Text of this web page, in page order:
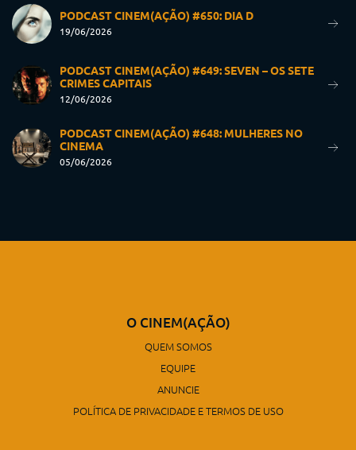
PODCAST CINEM(AÇÃO) #650: DIA D
19/06/2026
PODCAST CINEM(AÇÃO) #649: SEVEN – OS SETE
CRIMES CAPITAIS
12/06/2026
PODCAST CINEM(AÇÃO) #648: MULHERES NO
CINEMA
05/06/2026
O CINEM(AÇÃO)
QUEM SOMOS
EQUIPE
ANUNCIE
POLÍTICA DE PRIVACIDADE E TERMOS DE USO